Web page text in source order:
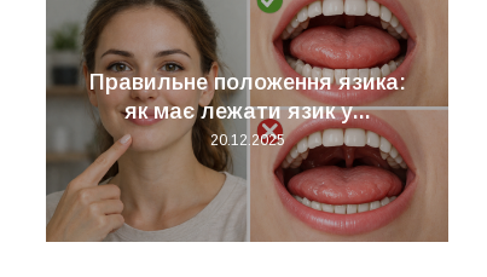
Правильне положення язика:
як має лежати язик у...
20.12.2025